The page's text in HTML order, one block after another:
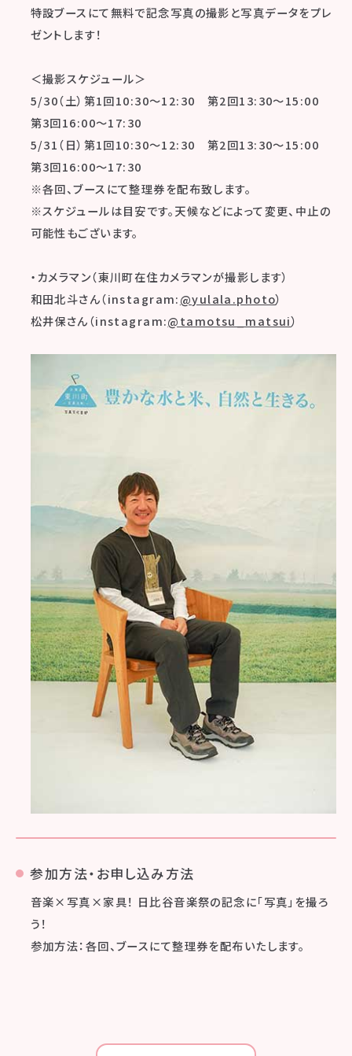
特設ブースにて無料で記念写真の撮影と写真データをプレ
ゼントします！
＜撮影スケジュール＞
5/30（土）第1回10:30～12:30 第2回13:30～15:00
第3回16:00～17:30
5/31（日）第1回10:30～12:30 第2回13:30～15:00
第3回16:00～17:30
※各回、ブースにて整理券を配布致します。
※スケジュールは目安です。天候などによって変更、中止の
可能性もございます。
・カメラマン（東川町在住カメラマンが撮影します）
和田北斗さん（instagram:@yulala.photo）
松井保さん（instagram:@tamotsu_matsui）
参加方法・お申し込み方法
音楽×写真×家具！ 日比谷音楽祭の記念に「写真」を撮ろ
う！
参加方法：各回、ブースにて整理券を配布いたします。